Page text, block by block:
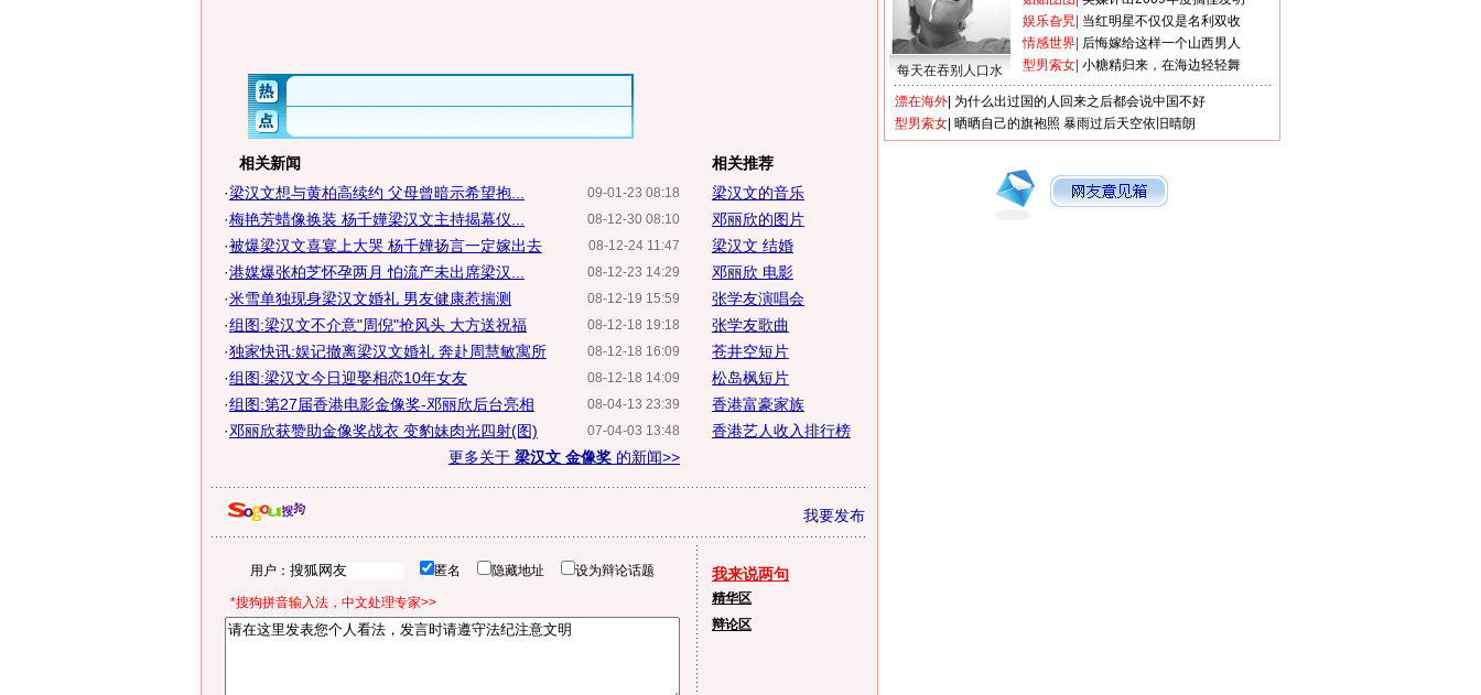
相关新闻
09-01-23 08:18
·梁汉文想与黄柏高续约 父母曾暗示希望抱...
08-12-30 08:10
·梅艳芳蜡像换装 杨千嬅梁汉文主持揭幕仪...
08-12-24 11:47
·被爆梁汉文喜宴上大哭 杨千嬅扬言一定嫁出去
08-12-23 14:29
·港媒爆张柏芝怀孕两月 怕流产未出席梁汉...
08-12-19 15:59
·米雪单独现身梁汉文婚礼 男友健康惹揣测
08-12-18 19:18
·组图:梁汉文不介意"周倪"抢风头 大方送祝福
08-12-18 16:09
·独家快讯:娱记撤离梁汉文婚礼 奔赴周慧敏寓所
08-12-18 14:09
·组图:梁汉文今日迎娶相恋10年女友
08-04-13 23:39
·组图:第27届香港电影金像奖-邓丽欣后台亮相
07-04-03 13:48
·邓丽欣获赞助金像奖战衣 变豹妹肉光四射(图)
更多关于 梁汉文 金像奖 的新闻>>
相关推荐
梁汉文的音乐
邓丽欣的图片
梁汉文 结婚
邓丽欣 电影
张学友演唱会
张学友歌曲
苍井空短片
松岛枫短片
香港富豪家族
香港艺人收入排行榜
我要发布
用户： 匿名 隐藏地址 设为辩论话题
*搜狗拼音输入法，中文处理专家>>
我来说两句
精华区
辩论区
每天在吞别人口水
娱乐旮旯 当红明星不仅仅是名利双收
情感世界 后悔嫁给这样一个山西男人
型男索女 小糖精归来，在海边轻轻舞
漂在海外 为什么出过国的人回来之后都会说中国不好
型男索女 晒晒自己的旗袍照 暴雨过后天空依旧晴朗